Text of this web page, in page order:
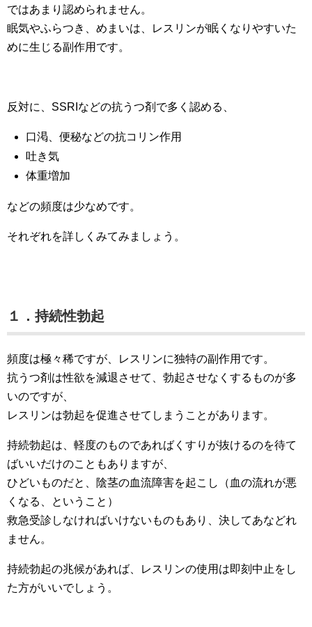
ではあまり認められません。
眠気やふらつき、めまいは、レスリンが眠くなりやすいた
めに生じる副作用です。
反対に、SSRIなどの抗うつ剤で多く認める、
口渇、便秘などの抗コリン作用
吐き気
体重増加
などの頻度は少なめです。
それぞれを詳しくみてみましょう。
１．持続性勃起
頻度は極々稀ですが、レスリンに独特の副作用です。
抗うつ剤は性欲を減退させて、勃起させなくするものが多
いのですが、
レスリンは勃起を促進させてしまうことがあります。
持続勃起は、軽度のものであればくすりが抜けるのを待て
ばいいだけのこともありますが、
ひどいものだと、陰茎の血流障害を起こし（血の流れが悪
くなる、ということ）
救急受診しなければいけないものもあり、決してあなどれ
ません。
持続勃起の兆候があれば、レスリンの使用は即刻中止をし
た方がいいでしょう。